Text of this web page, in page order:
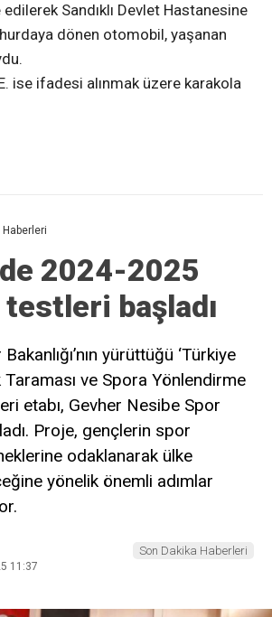
Sandıklı Devlet Hastanesine
hurdaya dönen otomobil, yaşanan
ise ifadesi alınmak üzere karakola
2024-2025
başladı
yürüttüğü ‘Türkiye
ve Spora Yönlendirme
etabı, Gevher Nesibe Spor
Proje, gençlerin spor
odaklanarak ülke
yönelik önemli adımlar
11:37
Son Dakika Haberleri